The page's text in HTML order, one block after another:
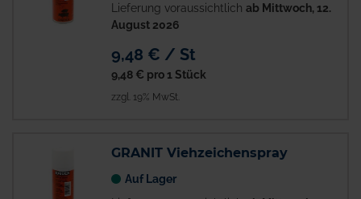
Lieferung voraussichtlich ab Mittwoch, 12.
August 2026
9,48 € / St
9,48 € pro 1 Stück
zzgl. 19% MwSt.
GRANIT Viehzeichenspray
Auf Lager